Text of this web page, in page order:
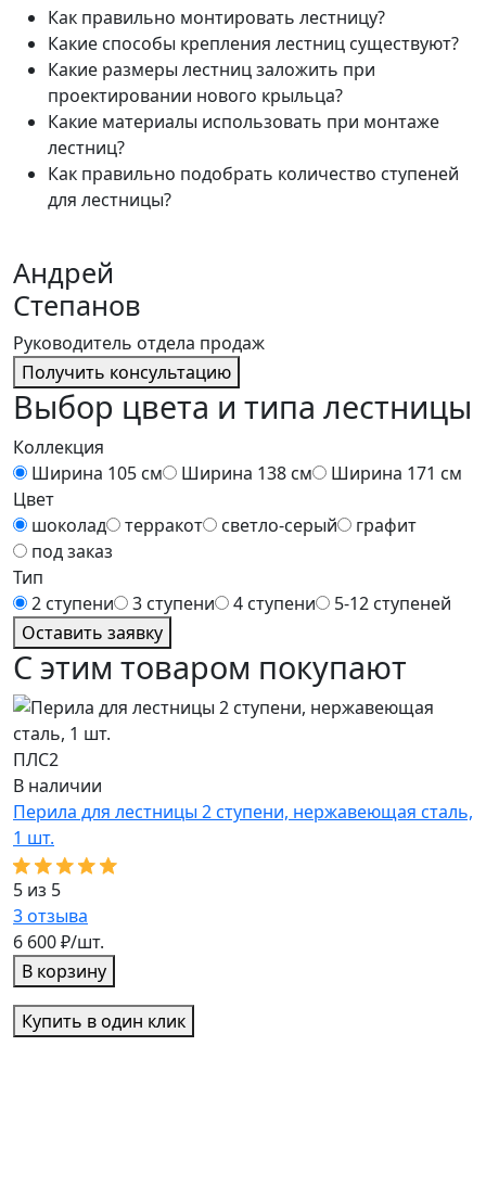
Как правильно монтировать лестницу?
Какие способы крепления лестниц существуют?
Какие размеры лестниц заложить при
проектировании нового крыльца?
Какие материалы использовать при монтаже
лестниц?
Как правильно подобрать количество ступеней
для лестницы?
Андрей
Степанов
Руководитель отдела продаж
Получить консультацию
Выбор цвета и типа лестницы
Коллекция
Ширина 105 см
Ширина 138 см
Ширина 171 см
Цвет
шоколад
терракот светло-серый
графит
под заказ
Тип
2 ступени
3 ступени 4 ступени
5-12 ступеней
Оставить заявку
С этим товаром покупают
ПЛС2
В наличии
Перила для лестницы 2 ступени, нержавеющая сталь,
1 шт.
5 из 5
3отзыва
6 600 ₽/шт.
В корзину
Купить в один клик